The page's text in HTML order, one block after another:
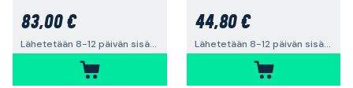
83,00 €
Lähetetään 8-12 päivän sisällä
44,80 €
Lähetetään 8-12 päivän sisällä